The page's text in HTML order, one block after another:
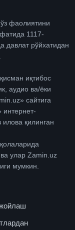
фаолиятини
1117-
давлат рўйхатидан
иқтибос
аудио ва/ёки
сайтига
интернет-
қилинган
улар Zamin.uz
мумкин.